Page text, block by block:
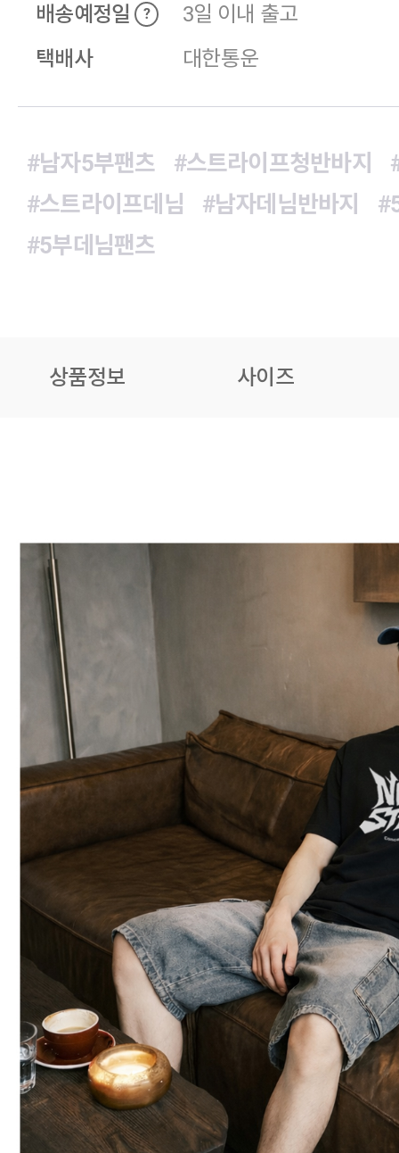
배송예정일
?
3일 이내 출고
택배사
대한통운
#남자5부팬츠 #스트라이프청반바지
#스트라이프데님
#남자데님반바지
#5부데님팬츠
상품정보 사이즈